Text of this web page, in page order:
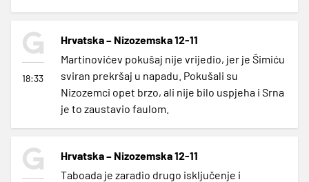
18:33
Hrvatska – Nizozemska 12-11
Martinovićev pokušaj nije vrijedio, jer je Šimiću
sviran prekršaj u napadu. Pokušali su
Nizozemci opet brzo, ali nije bilo uspjeha i Srna
je to zaustavio faulom.
Hrvatska – Nizozemska 12-11
Taboada je zaradio drugo isključenje i